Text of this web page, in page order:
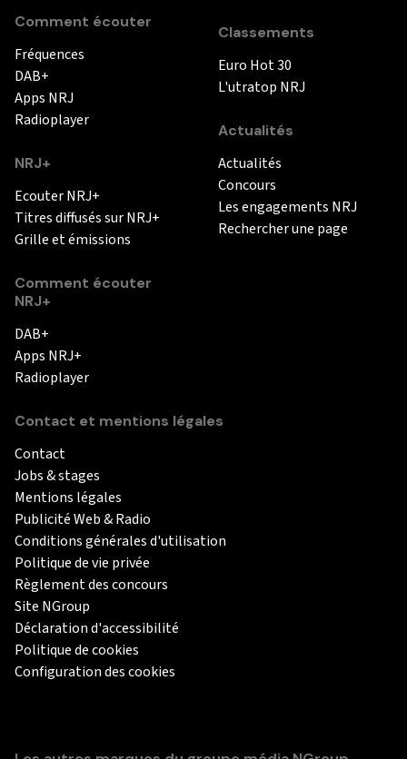
Comment écouter
Fréquences
DAB+
Apps NRJ
Radioplayer
NRJ+
Ecouter NRJ+
Titres diffusés sur NRJ+
Grille et émissions
Comment écouter
NRJ+
DAB+
Apps NRJ+
Radioplayer
Classements
Euro Hot 30
L'utratop NRJ
Actualités
Actualités
Concours
Les engagements NRJ
Rechercher une page
Contact et mentions légales
Contact
Jobs & stages
Mentions légales
Publicité Web & Radio
Conditions générales d'utilisation
Politique de vie privée
Règlement des concours
Site NGroup
Déclaration d'accessibilité
Politique de cookies
Configuration des cookies